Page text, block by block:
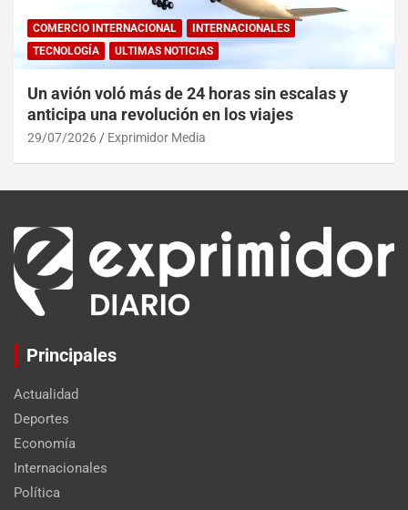
COMERCIO INTERNACIONAL
INTERNACIONALES
TECNOLOGÍA
ULTIMAS NOTICIAS
Un avión voló más de 24 horas sin escalas y
anticipa una revolución en los viajes
29/07/2026 Exprimidor Media
Principales
Actualidad
Deportes
Economía
Internacionales
Política